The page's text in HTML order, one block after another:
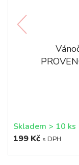
Skladem > 10 ks
199 Kč s DPH